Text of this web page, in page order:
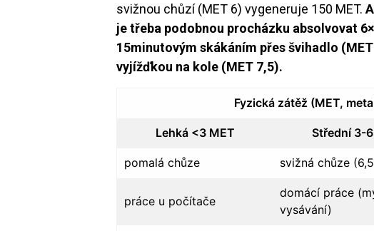
svižnou chůzí (MET 6) vygeneruje 150 MET.
je třeba podobnou procházku absolvovat
15minutovým skákáním přes švihadlo
vyjížďkou na kole (MET 7,5).
Fyzická zátěž (MET,
Lehká <3 MET Střední 3-
pomalá chůze svižná chůze
práce u počítače
domácí práce
vysávání)